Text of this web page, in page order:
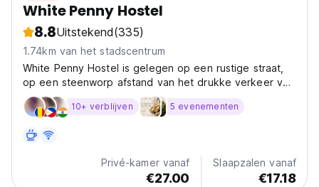
White Penny Hostel
8.8Uitstekend(335)
1.74km van het stadscentrum
White Penny Hostel is gelegen op een rustige straat,
op een steenworp afstand van het drukke verkeer van
de hoofdweg.
10+ verblijven 5 evenementen
Privé-kamer vanaf
€27.00
Slaapzalen vanaf
€17.18